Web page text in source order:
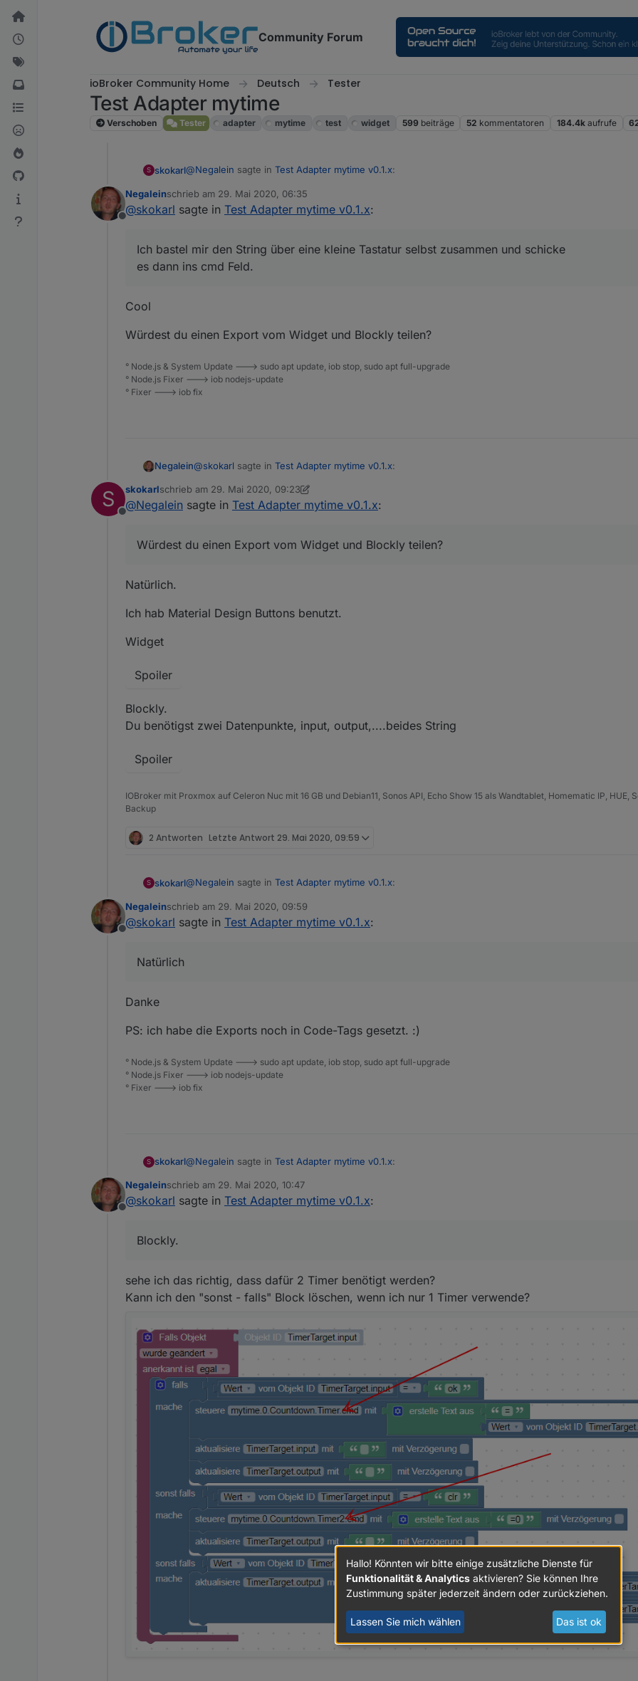
Weiter zum Inhalt
Community Forum
ioBroker Community Home Deutsch Tester
Test Adapter mytime
Verschoben Tester adapter mytime test widget 599 beiträge 52 kommentatoren 184.4k aufrufe
S skokarl@Negalein sagte in Test Adapter mytime v0.1.x:
mit welchem Widget könnt ich direkt eine Zeit eingeben (zB 1 Stunde, 12 Minuten, 3 Sekunden)?
es dann ins cmd Feld. Die Zeit wird automatisch ins Timer Feld in Sek übernommen.
Geht bestimmt noch eleganter, aber ich lerne ja noch
Offline
Negaleinschrieb am 29. Mai 2020, 06:35
zuletzt editiert von
@skokarl sagte in Test Adapter mytime v0.1.x:
Ich bastel mir den String über eine kleine Tastatur selbst zusammen und schicke
es dann ins cmd Feld.
Cool
Würdest du einen Export vom Widget und Blockly teilen?
° Node.js & System Update ---> sudo apt update, iob stop, sudo apt full-upgrade
° Node.js Fixer ---> iob nodejs-update
° Fixer ---> iob fix
Negalein@skokarl sagte in Test Adapter mytime v0.1.x:
Ich bastel mir den String über eine kleine Tastatur selbst zusammen und schicke
S
Offline
skokarlschrieb am 29. Mai 2020, 09:23
zuletzt editiert von skokarl
@Negalein sagte in Test Adapter mytime v0.1.x:
Würdest du einen Export vom Widget und Blockly teilen?
Natürlich.
Ich hab Material Design Buttons benutzt.
Widget
Spoiler
Blockly.
Du benötigst zwei Datenpunkte, input, output,....beides String
Spoiler
IOBroker mit Proxmox auf Celeron Nuc mit 16 GB und Debian11, Sonos API, Echo Show 15 als Wandtablet, Homematic IP, HUE,
Backup
2 Antworten Letzte Antwort 29. Mai 2020, 09:59
S skokarl@Negalein sagte in Test Adapter mytime v0.1.x:
Würdest du einen Export vom Widget und Blockly teilen?
Blockly.
Du benötigst zwei Datenpunkte, input, output,....beides String
Offline
Negaleinschrieb am 29. Mai 2020, 09:59
zuletzt editiert von
@skokarl sagte in Test Adapter mytime v0.1.x:
Natürlich
Danke
PS: ich habe die Exports noch in Code-Tags gesetzt. :)
° Node.js & System Update ---> sudo apt update, iob stop, sudo apt full-upgrade
° Node.js Fixer ---> iob nodejs-update
° Fixer ---> iob fix
S skokarl@Negalein sagte in Test Adapter mytime v0.1.x:
Würdest du einen Export vom Widget und Blockly teilen?
Widget
Blockly.
Du benötigst zwei Datenpunkte, input, output,....beides String
Spoiler
Offline
Negaleinschrieb am 29. Mai 2020, 10:47
zuletzt editiert von
@skokarl sagte in Test Adapter mytime v0.1.x:
Blockly.
sehe ich das richtig, dass dafür 2 Timer benötigt werden?
Kann ich den "sonst - falls" Block löschen, wenn ich nur 1 Timer verwende?
Hallo! Könnten wir bitte einige zusätzliche Dienste für
Funktionalität & Analytics aktivieren? Sie können Ihre
Zustimmung später jederzeit ändern oder zurückziehen.
Lassen Sie mich wählen Das ist ok